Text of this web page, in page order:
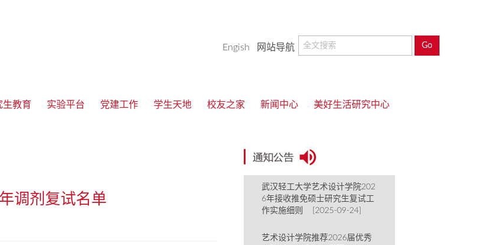
Engish 网站导航
生教育 实验平台 党建工作 学生天地 校友之家 新闻中心 美好生活研究中心
调剂复试名单
武汉轻工大学艺术设计学院202
6年接收推免硕士研究生复试工
作实施细则 [2025-09-24]
艺术设计学院推荐2026届优秀